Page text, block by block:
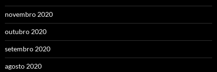
novembro 2020
outubro 2020
setembro 2020
agosto 2020